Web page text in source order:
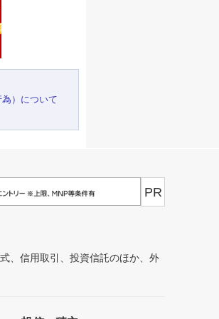
）について
PR
、信用取引、投資信託のほか、外